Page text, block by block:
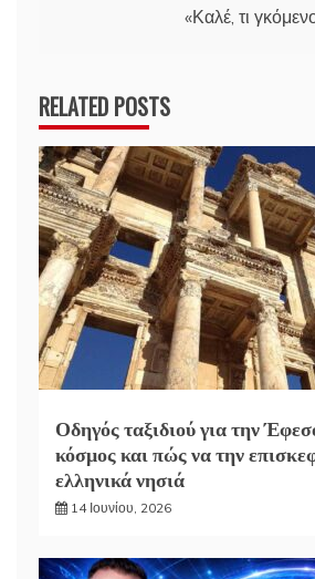
«Καλέ, τι
RELATED POSTS
Οδηγός ταξιδιού για την
κόσμος και πώς να την
ελληνικά νησιά
14 Ιουνίου, 2026